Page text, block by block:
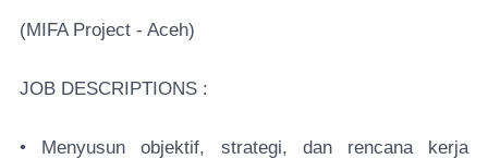
(MIFA Project - Aceh)
JOB DESCRIPTIONS :
• Menyusun objektif, strategi, dan rencana kerja